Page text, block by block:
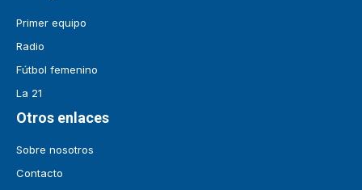
Primer equipo
Radio
Fútbol femenino
La 21
Otros enlaces
Sobre nosotros
Contacto